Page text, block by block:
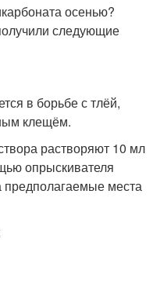
осенью?
следующие
в борьбе с тлёй,
клещём.
растворяют 10 мл
опрыскивателя
предполагаемые места